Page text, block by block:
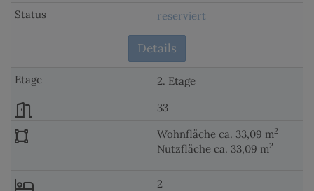
reserviert
Details
2. Etage
33
Wohnfläche ca. 33,09 m2
Nutzfläche ca. 33,09 m2
2